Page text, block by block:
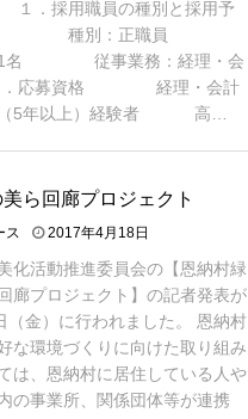
１．採用職員の種別と採用予
員 種別：正職員
1名 従事業務：経理・会
応募資格 経理・会計
（5年以上）経験者 高…
ら回廊プロジェクト
ス 2017年4月18日
化活動推進委員会の【恩納村緑
廊プロジェクト】の記者発表が
（金）に行われました。 恩納村
な環境づくりに向けた取り組み
は、恩納村に居住している人や
の事業所、関係団体等が連携